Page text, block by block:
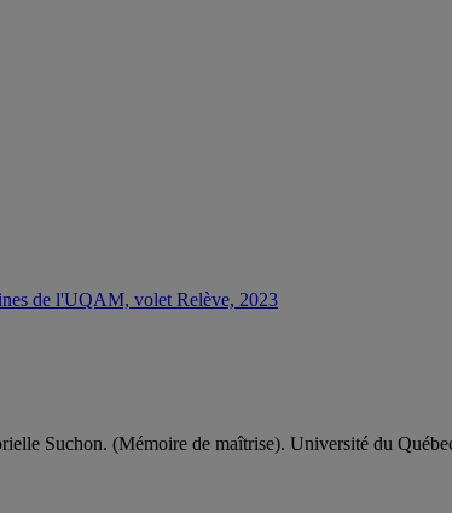
de l'UQAM, volet Relève, 2023
Suchon. (Mémoire de maîtrise). Université du